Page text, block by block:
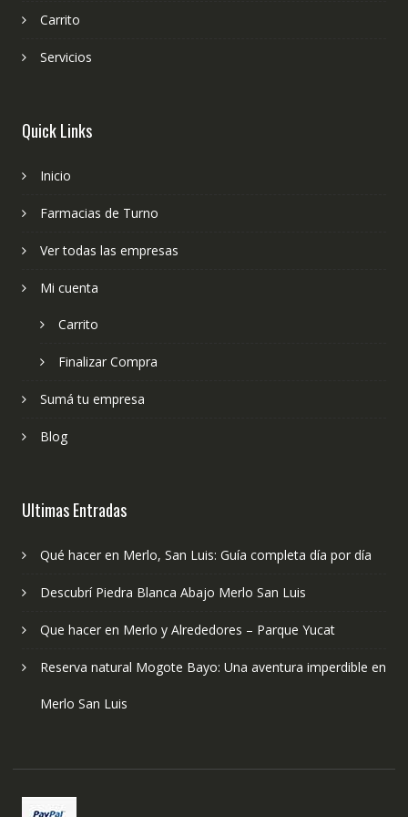
Carrito
Servicios
Quick Links
Inicio
Farmacias de Turno
Ver todas las empresas
Mi cuenta
Carrito
Finalizar Compra
Sumá tu empresa
Blog
Ultimas Entradas
Qué hacer en Merlo, San Luis: Guía completa día por día
Descubrí Piedra Blanca Abajo Merlo San Luis
Que hacer en Merlo y Alrededores – Parque Yucat
Reserva natural Mogote Bayo: Una aventura imperdible en
Merlo San Luis